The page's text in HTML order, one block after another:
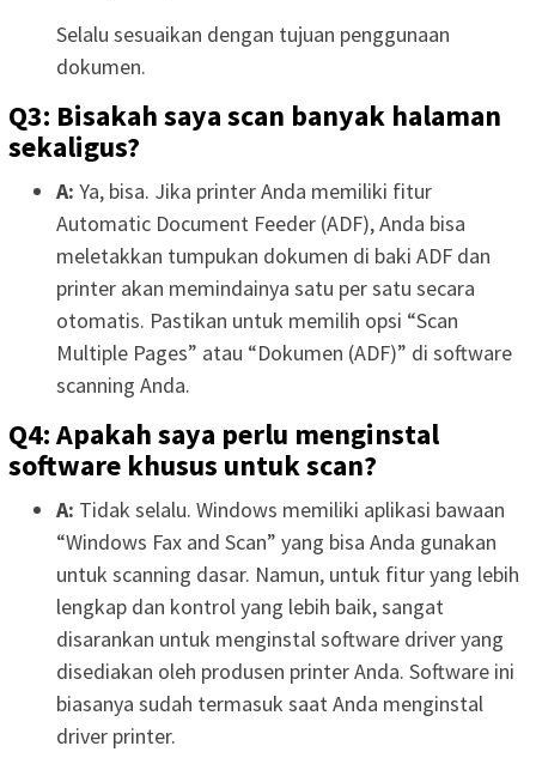
Selalu sesuaikan dengan tujuan penggunaan
dokumen.
Q3: Bisakah saya scan banyak halaman
sekaligus?
A: Ya, bisa. Jika printer Anda memiliki fitur
Automatic Document Feeder (ADF), Anda bisa
meletakkan tumpukan dokumen di baki ADF dan
printer akan memindainya satu per satu secara
otomatis. Pastikan untuk memilih opsi “Scan
Multiple Pages” atau “Dokumen (ADF)” di software
scanning Anda.
Q4: Apakah saya perlu menginstal
software khusus untuk scan?
A: Tidak selalu. Windows memiliki aplikasi bawaan
“Windows Fax and Scan” yang bisa Anda gunakan
untuk scanning dasar. Namun, untuk fitur yang lebih
lengkap dan kontrol yang lebih baik, sangat
disarankan untuk menginstal software driver yang
disediakan oleh produsen printer Anda. Software ini
biasanya sudah termasuk saat Anda menginstal
driver printer.